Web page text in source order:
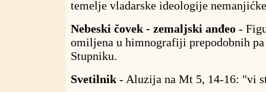
temelje vladarske ideologije
Nebeski čovek - zemaljski anđeo -
omiljena u himnografiji prepodobnih
Stupniku.
Svetilnik - Aluzija na Mt 5, 14-16: "vi